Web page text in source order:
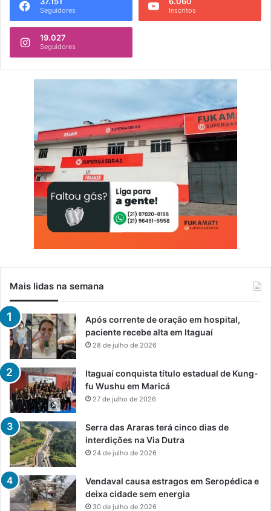
Seguidores Inscritos
19.027
Seguidores
Mais lidas na semana
Após corrente de oração em hospital,
paciente recebe alta em Itaguaí
28 de julho de 2026
Itaguaí conquista título estadual de Kung-
fu Wushu em Maricá
27 de julho de 2026
Serra das Araras terá cinco dias de
interdições na Via Dutra
24 de julho de 2026
Vendaval causa estragos em Seropédica e
deixa cidade sem energia
30 de julho de 2026